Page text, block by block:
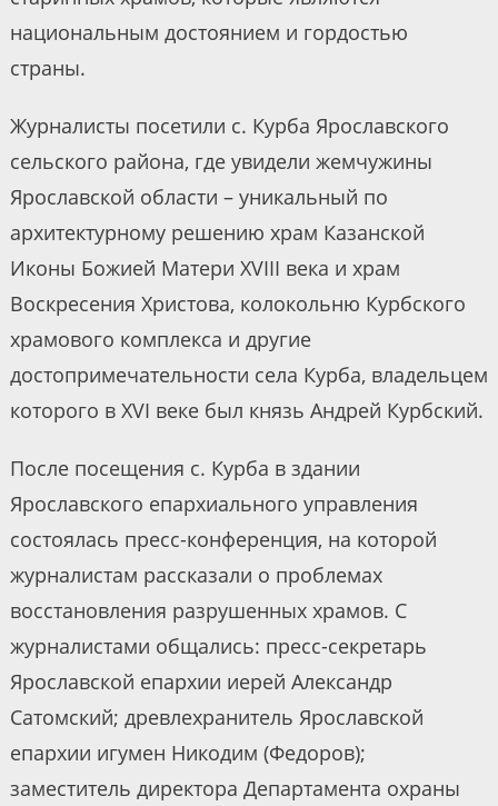
национальным достоянием и гордостью
страны.
Журналисты посетили с. Курба Ярославского
сельского района, где увидели жемчужины
Ярославской области – уникальный по
архитектурному решению храм Казанской
Иконы Божией Матери XVIII века и храм
Воскресения Христова, колокольню Курбского
храмового комплекса и другие
достопримечательности села Курба, владельцем
которого в XVI веке был князь Андрей Курбский.
После посещения с. Курба в здании
Ярославского епархиального управления
состоялась пресс-конференция, на которой
журналистам рассказали о проблемах
восстановления разрушенных храмов. С
журналистами общались: пресс-секретарь
Ярославской епархии иерей Александр
Сатомский; древлехранитель Ярославской
епархии игумен Никодим (Федоров);
заместитель директора Департамента охраны